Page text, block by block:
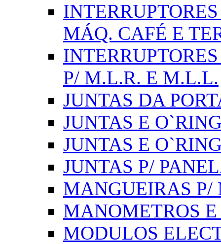
MÁQ. CAFÉ E
P/ M.L.R. E M.L.L.
JUNTAS DA
JUNTAS E
JUNTAS E
JUNTAS P/
MANGUEIRAS
MANOMETROS
MODULOS